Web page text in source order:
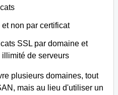
non par certificat
SSL par domaine et
de serveurs
plusieurs domaines, tout
mais au lieu d'utiliser un